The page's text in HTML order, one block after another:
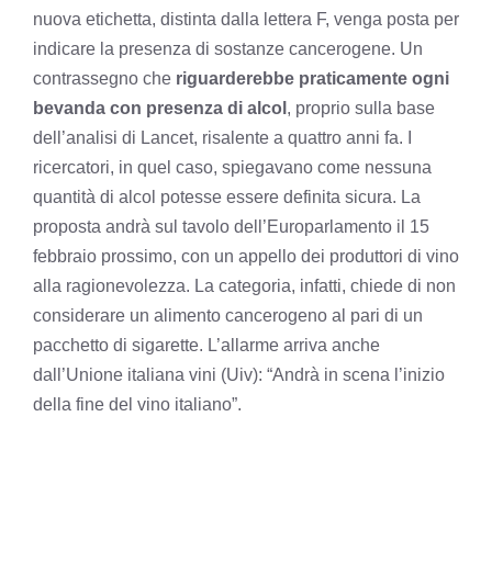
nuova etichetta, distinta dalla lettera F, venga posta per
indicare la presenza di sostanze cancerogene. Un
contrassegno che riguarderebbe praticamente ogni
bevanda con presenza di alcol , proprio sulla base
dell’analisi di Lancet, risalente a quattro anni fa. I
ricercatori, in quel caso, spiegavano come nessuna
quantità di alcol potesse essere definita sicura. La
proposta andrà sul tavolo dell’Europarlamento il 15
febbraio prossimo, con un appello dei produttori di vino
alla ragionevolezza. La categoria, infatti, chiede di non
considerare un alimento cancerogeno al pari di un
pacchetto di sigarette. L’allarme arriva anche
dall’Unione italiana vini (Uiv): “Andrà in scena l’inizio
della fine del vino italiano”.